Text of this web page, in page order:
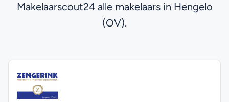
Makelaarscout24 alle makelaars in Hengelo
(OV).